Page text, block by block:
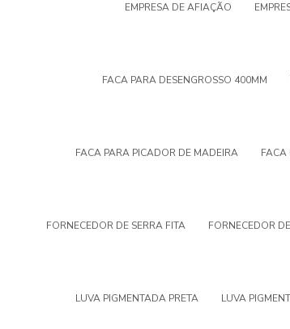
EMPRESA DE AFIAÇÃO
FACA PARA DESENGROSSO 400MM
FACA PARA PICADOR DE MADEIRA FACA
FORNECEDOR DE SERRA FITA FORNECEDOR
LUVA PIGMENTADA PRETA LUVA